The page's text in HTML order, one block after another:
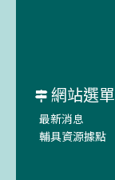
網站選單
最新消息
輔具資源據點